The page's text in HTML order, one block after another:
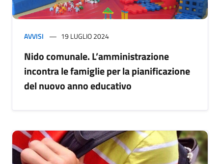
AVVISI 19 LUGLIO 2024
Nido comunale. L’amministrazione
incontra le famiglie per la pianificazione
del nuovo anno educativo